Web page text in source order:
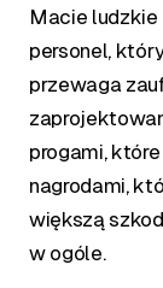
Macie ludzkie
personel,
przewaga
progami,
nagrodami,
większą
w ogóle.